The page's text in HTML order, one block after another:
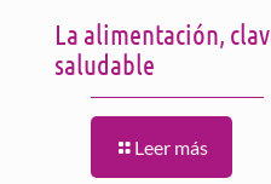
La alimentación,
saludable
Leer más